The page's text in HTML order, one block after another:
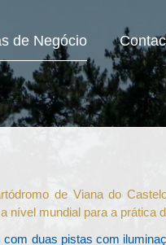
de Negócio
de Viana do
nível mundial para a prática
duas pistas com